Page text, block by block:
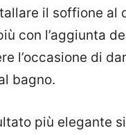
il soffione al
con l’aggiunta
l’occasione di
bagno.
più elegante